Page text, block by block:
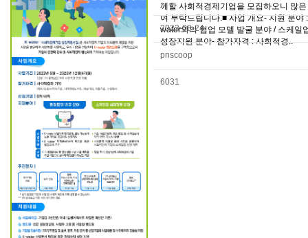
께할 사회적경제기업을 모집하오니 많은
여 부탁드립니다.■ 사업 개요- 지원 분야
water와의 협업 모델 발굴 분야 / 스케일
성장지원 분야- 참가자격 : 사회적경..
2023-08-24
pnscoop
6031